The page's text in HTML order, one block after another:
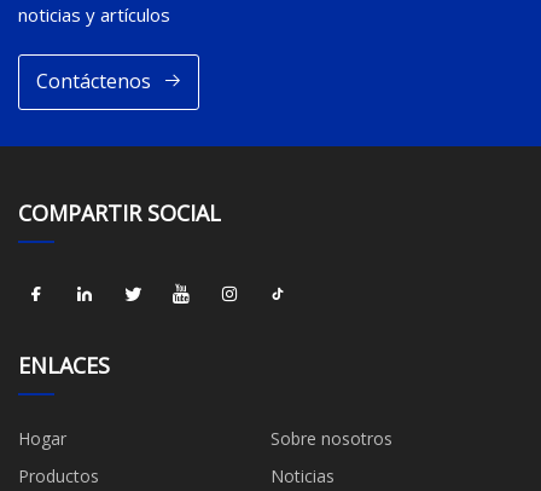
noticias y artículos
Contáctenos
COMPARTIR SOCIAL
ENLACES
Hogar
Sobre nosotros
Productos
Noticias